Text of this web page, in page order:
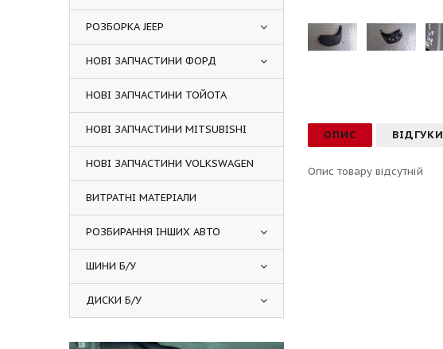
ОПИС ВІДГУКИ
Опис товару відсутній
РОЗБОРКА JEEP
НОВІ ЗАПЧАСТИНИ ФОРД
НОВІ ЗАПЧАСТИНИ ТОЙОТА
НОВІ ЗАПЧАСТИНИ MITSUBISHI
НОВІ ЗАПЧАСТИНИ VOLKSWAGEN
ВИТРАТНІ МАТЕРІАЛИ
РОЗБИРАННЯ ІНШИХ АВТО
ШИНИ Б/У
ДИСКИ Б/У